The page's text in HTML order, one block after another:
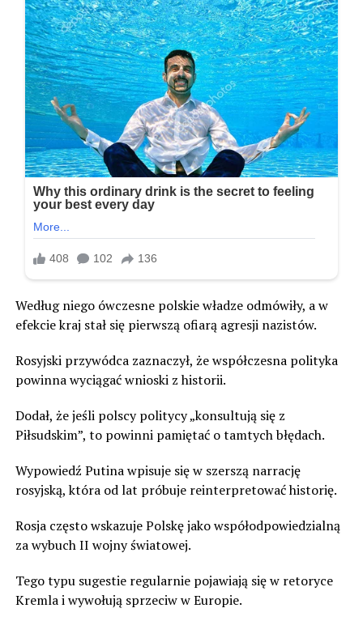
Według niego ówczesne polskie władze odmówiły, a w
efekcie kraj stał się pierwszą ofiarą agresji nazistów.
Rosyjski przywódca zaznaczył, że współczesna polityka
powinna wyciągać wnioski z historii.
Dodał, że jeśli polscy politycy „konsultują się z
Piłsudskim”, to powinni pamiętać o tamtych błędach.
Wypowiedź Putina wpisuje się w szerszą narrację
rosyjską, która od lat próbuje reinterpretować historię.
Rosja często wskazuje Polskę jako współodpowiedzialną
za wybuch II wojny światowej.
Tego typu sugestie regularnie pojawiają się w retoryce
Kremla i wywołują sprzeciw w Europie.